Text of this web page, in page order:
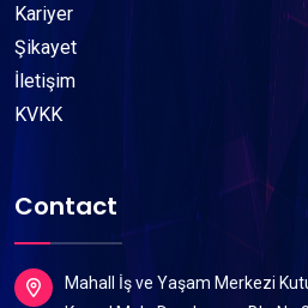
Kariyer
Şikayet
İletişim
KVKK
Contact
Mahall İş ve Yaşam Merkezi